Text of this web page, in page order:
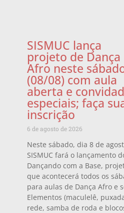
SISMUC lança
projeto de Dança
Afro neste
(08/08) com aula
aberta e
especiais; faça
inscrição
6 de agosto de 2026
Neste sábado, dia 8 de
SISMUC fará o lançamento
Dançando com a Base,
que acontecerá todos os
para aulas de Dança Afro e
Elementos (maculelê,
rede, samba de roda e